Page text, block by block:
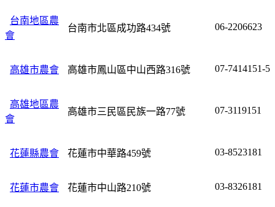
台南地區農
會
台南市北區成功路434號 06-2206623
高雄市農會 高雄市鳳山區中山西路316號 07-7414151-5
高雄地區農
會
高雄市三民區民族一路77號 07-3119151
花蓮縣農會 花蓮市中華路459號 03-8523181
花蓮市農會 花蓮市中山路210號 03-8326181